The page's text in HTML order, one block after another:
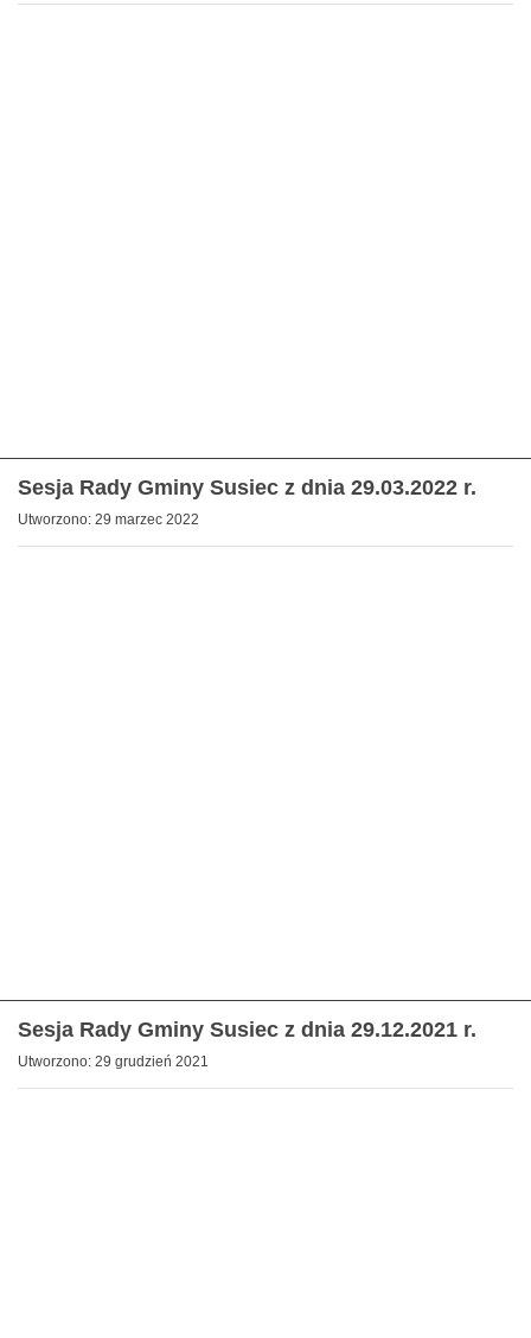
Sesja Rady Gminy Susiec z dnia 29.03.2022 r.
Utworzono: 29 marzec 2022
Sesja Rady Gminy Susiec z dnia 29.12.2021 r.
Utworzono: 29 grudzień 2021